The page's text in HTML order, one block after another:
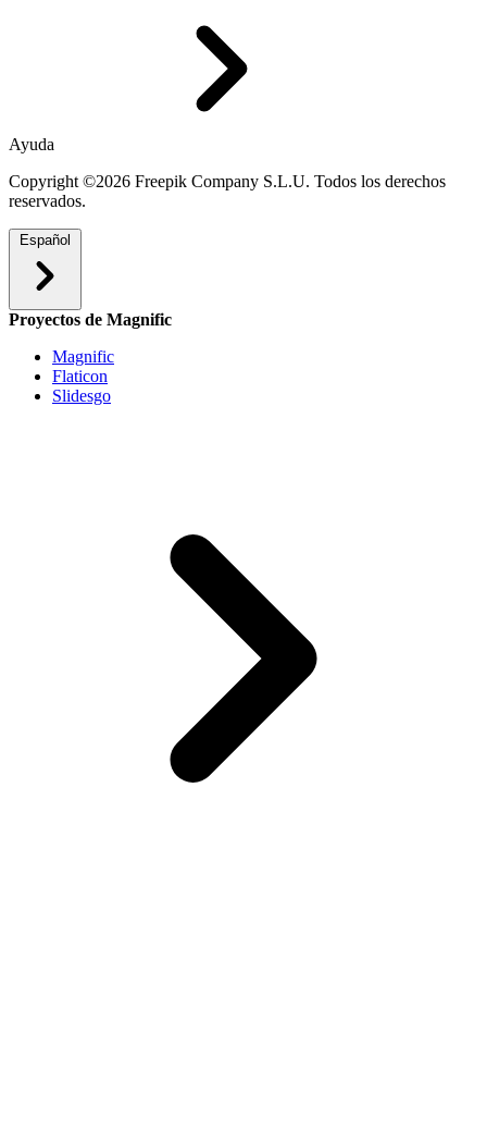
Ayuda
Copyright ©2026 Freepik Company S.L.U. Todos los derechos
reservados.
Español
Proyectos de Magnific
Magnific
Flaticon
Slidesgo